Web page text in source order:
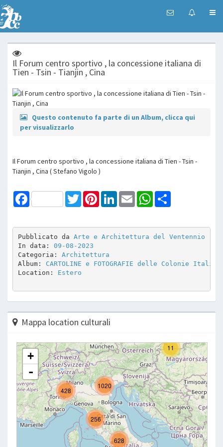
Il Forum centro sportivo , la concessione italiana di
Tien - Tsin - Tianjin , Cina
Questo contenuto fa parte di un Album, clicca qui
per visualizzarlo
Il Forum centro sportivo , la concessione italiana di Tien - Tsin -
Tianjin , Cina ( Stefano Vigolo )
Facebook TwitterPinterestLinkedInEmail WhatsApp
Pubblicato da Arte e Architettura del Ventennio
In data: 09-08-2023
Categoria: Architettura
Album: CARTOLINE e FOTOGRAFIE delle Colonie
Location: Estero
Mappa location culturali